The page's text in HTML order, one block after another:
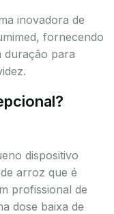
inovadora de
fornecendo
duração para
dispositivo
arroz que é
profissional de
dose baixa de